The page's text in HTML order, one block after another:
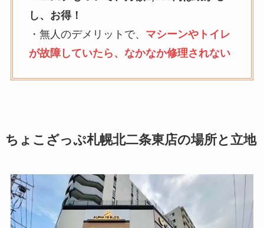
し、お得！
・無人のデメリットで、 マシーンやトイレ
が故障していたら、なかなか修理されない
ちょこざっぷ札幌北二条東店の場所と立地